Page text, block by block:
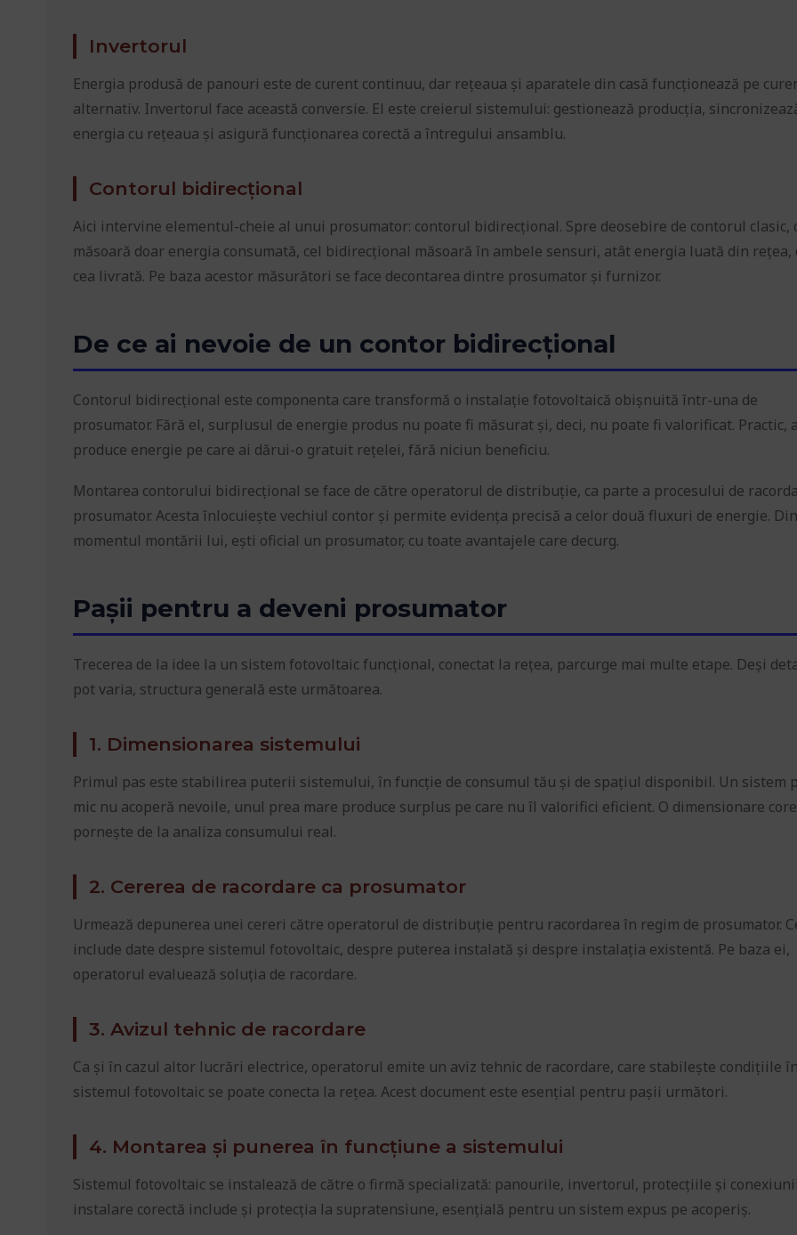
Invertorul
Energia produsă de panouri este de curent continuu, dar rețeaua și aparatele din casă funcționează pe
alternativ. Invertorul face această conversie. El este creierul sistemului: gestionează producția,
energia cu rețeaua și asigură funcționarea corectă a întregului ansamblu.
Contorul bidirecțional
Aici intervine elementul-cheie al unui prosumator: contorul bidirecțional. Spre deosebire de contorul clasic,
măsoară doar energia consumată, cel bidirecțional măsoară în ambele sensuri, atât energia luată din rețea,
cea livrată. Pe baza acestor măsurători se face decontarea dintre prosumator și furnizor.
De ce ai nevoie de un contor bidirecțional
Contorul bidirecțional este componenta care transformă o instalație fotovoltaică obișnuită într-una de
prosumator. Fără el, surplusul de energie produs nu poate fi măsurat și, deci, nu poate fi valorificat. Practic,
produce energie pe care ai dărui-o gratuit rețelei, fără niciun beneficiu.
Montarea contorului bidirecțional se face de către operatorul de distribuție, ca parte a procesului de
prosumator. Acesta înlocuiește vechiul contor și permite evidența precisă a celor două fluxuri de energie. Din
momentul montării lui, ești oficial un prosumator, cu toate avantajele care decurg.
Pașii pentru a deveni prosumator
Trecerea de la idee la un sistem fotovoltaic funcțional, conectat la rețea, parcurge mai multe etape. Deși
pot varia, structura generală este următoarea.
1. Dimensionarea sistemului
Primul pas este stabilirea puterii sistemului, în funcție de consumul tău și de spațiul disponibil. Un sistem
mic nu acoperă nevoile, unul prea mare produce surplus pe care nu îl valorifici eficient. O dimensionare
pornește de la analiza consumului real.
2. Cererea de racordare ca prosumator
Urmează depunerea unei cereri către operatorul de distribuție pentru racordarea în regim de prosumator.
include date despre sistemul fotovoltaic, despre puterea instalată și despre instalația existentă. Pe baza ei,
operatorul evaluează soluția de racordare.
3. Avizul tehnic de racordare
Ca și în cazul altor lucrări electrice, operatorul emite un aviz tehnic de racordare, care stabilește condițiile
sistemul fotovoltaic se poate conecta la rețea. Acest document este esențial pentru pașii următori.
4. Montarea și punerea în funcțiune a sistemului
Sistemul fotovoltaic se instalează de către o firmă specializată: panourile, invertorul, protecțiile și
instalare corectă include și protecția la supratensiune, esențială pentru un sistem expus pe acoperiș.